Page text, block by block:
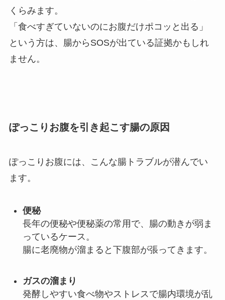
くらみます。
「食べすぎていないのにお腹だけポコッと出る」
という方は、腸からSOSが出ている証拠かもしれ
ません。
ぽっこりお腹を引き起こす腸の原因
ぽっこりお腹には、こんな腸トラブルが潜んでい
ます。
便秘
長年の便秘や便秘薬の常用で、腸の動きが弱ま
っているケース。
腸に老廃物が溜まると下腹部が張ってきます。
ガスの溜まり
発酵しやすい食べ物やストレスで腸内環境が乱